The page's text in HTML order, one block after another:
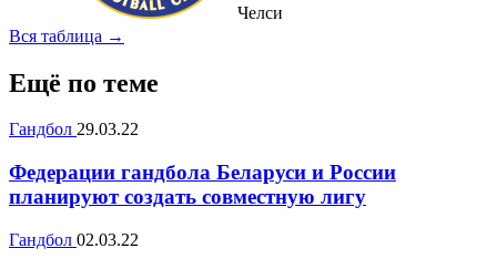
Челси
Вся таблица →
Ещё по теме
Гандбол 29.03.22
Федерации гандбола Беларуси и России
планируют создать совместную лигу
Гандбол 02.03.22